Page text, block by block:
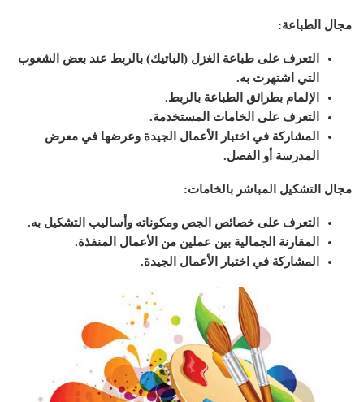
مجال الطباعة:
التعرف على طباعة الغزل (الباتيك) بالربط عند بعض الشعوب
التي اشتهرت به.
الإلمام بطرائق الطباعة بالربط.
التعرف على الخامات المستخدمة.
المشاركة في اختبار الأعمال الجيدة وعرضها في معرض
المدرسة أو الفصل.
مجال التشكيل المباشر بالخامات:
التعرف على خصائص الجص ومكوناته وأساليب التشكيل به.
المقارنة الجمالية بين عملين من الأعمال المنفذة.
المشاركة في اختبار الأعمال الجيدة.